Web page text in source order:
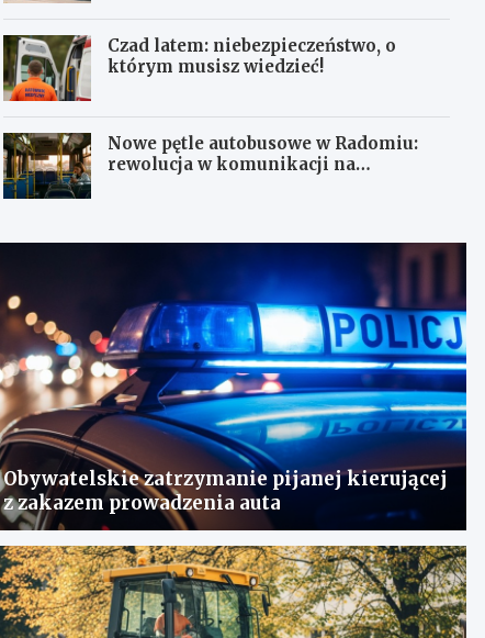
Czad latem: niebezpieczeństwo, o
którym musisz wiedzieć!
Nowe pętle autobusowe w Radomiu:
rewolucja w komunikacji na
Obywatelskie zatrzymanie pijanej kierującej
z zakazem prowadzenia auta